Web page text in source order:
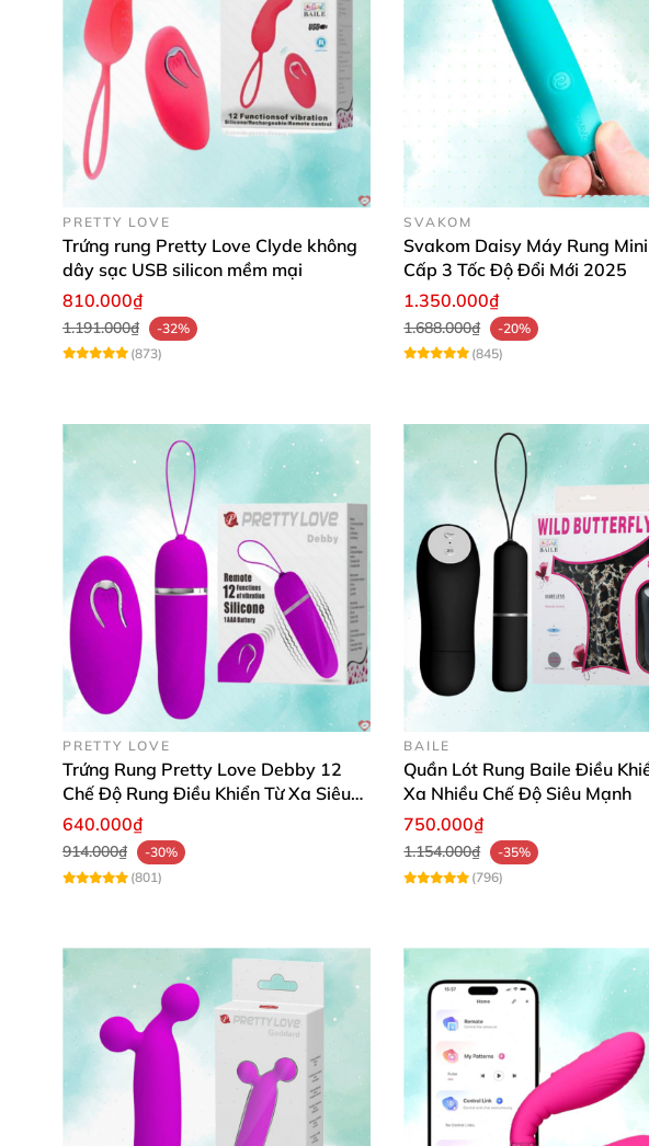
Rung cảm biến hoặc theo App smartphone
cảm biến, khi bạn co bóp cơ âm đạothì trứngsẽ rung theođể
dần thu hẹp lại.
PRETTY LOVE
Trứng rung Pretty Love Clyde không
dây sạc USB silicon mềm mại
810.000₫
1.191.000₫
-32%
(873)
SVAKOM
Svakom Daisy Máy Rung
Cấp 3 Tốc Độ Đổi Mới 2025
1.350.000₫
1.688.000₫
-20%
(845)
PRETTY LOVE
Trứng Rung Pretty Love Debby 12
Chế Độ Rung Điều Khiển Từ Xa Siêu
Mạnh
640.000₫
914.000₫
-30%
(801)
BAILE
Quần Lót Rung Baile Điều
Xa Nhiều Chế Độ Siêu Mạnh
750.000₫
1.154.000₫
-35%
(796)